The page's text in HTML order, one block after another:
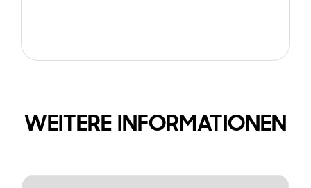
WEITERE INFORMATIONEN